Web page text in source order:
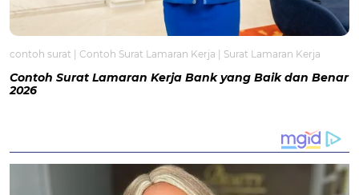
contoh surat Contoh Surat Lamaran Kerja Surat Lamaran Kerja
Contoh Surat Lamaran Kerja Bank yang Baik dan Benar
2026